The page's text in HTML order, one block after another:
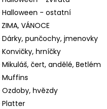
Halloween - ostatní
VÁNOCE
Dárky, punčochy, jmenovky
Konvičky, hrníčky
Mikuláš, čert, andělé, Betlém
Muffins
Ozdoby, hvězdy
Platter